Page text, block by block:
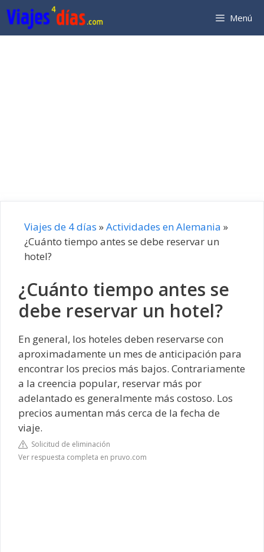
Saltar
al
contenido
Menú
Viajes de 4 días »Actividades en Alemania »
¿Cuánto tiempo antes se debe reservar un
hotel?
¿Cuánto tiempo antes se
debe reservar un hotel?
En general, los hoteles deben reservarse con
aproximadamente un mes de anticipación para
encontrar los precios más bajos. Contrariamente
a la creencia popular, reservar más por
adelantado es generalmente más costoso. Los
precios aumentan más cerca de la fecha de
viaje.
Solicitud de eliminación
Ver respuesta completa en pruvo.com